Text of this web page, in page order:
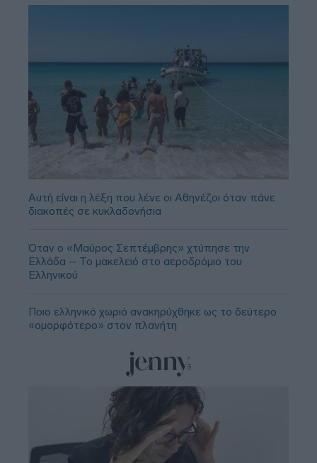
Αυτή είναι η λέξη που λένε οι Αθηνέζοι όταν πάνε
διακοπές σε κυκλαδονήσια
Όταν ο «Μαύρος Σεπτέμβρης» χτύπησε την
Ελλάδα – Το μακελειό στο αεροδρόμιο του
Ελληνικού
Ποιο ελληνικό χωριό ανακηρύχθηκε ως το δεύτερο
«ομορφότερο» στον πλανήτη